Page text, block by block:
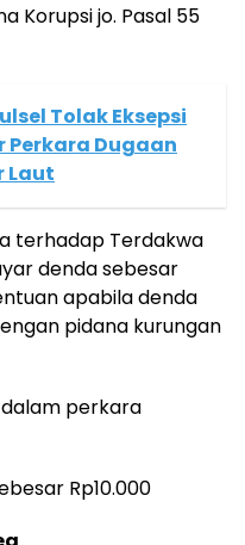
Korupsi jo. Pasal 55
Tolak Eksepsi
Perkara Dugaan
Laut
terhadap Terdakwa
denda sebesar
apabila denda
pidana kurungan
perkara
Rp10.000